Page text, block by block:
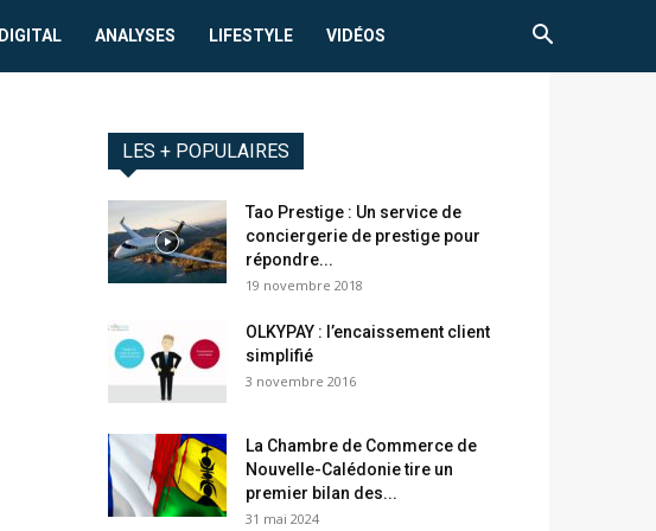
DIGITAL ANALYSES LIFESTYLE VIDÉOS
LES + POPULAIRES
Tao Prestige : Un service de
conciergerie de prestige pour
répondre...
19 novembre 2018
OLKYPAY : l’encaissement client
simplifié
3 novembre 2016
La Chambre de Commerce de
Nouvelle-Calédonie tire un
premier bilan des...
31 mai 2024